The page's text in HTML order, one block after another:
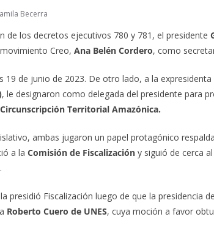
Becerra
de los decretos ejecutivos 780 y 781, el presidente
Creo, Ana Belén Cordero, como
19 de junio de 2023. De otro lado, a la
, le designaron como delegada del presidente para
Territorial Amazónica.
ambas jugaron un papel protagónico
a la Comisión de Fiscalización y siguió de cerca
presidió Fiscalización luego de que la presidencia de
Roberto Cuero de UNES, cuya moción a favor